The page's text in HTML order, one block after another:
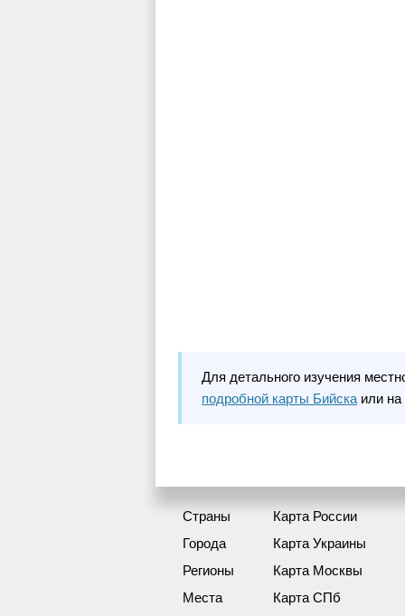
Для детального изучения
подробной карты Бийска или на
Страны
Города
Регионы
Места
Карта России
Карта Украины
Карта Москвы
Карта СПб